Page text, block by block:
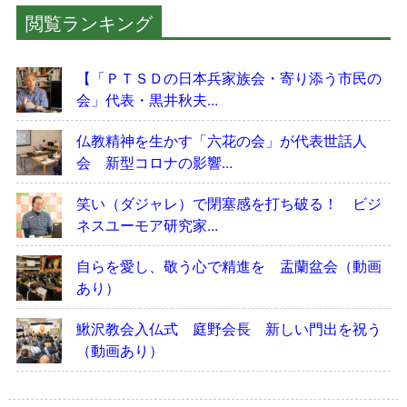
閲覧ランキング
【「ＰＴＳＤの日本兵家族会・寄り添う市民の
会」代表・黒井秋夫...
仏教精神を生かす「六花の会」が代表世話人
会 新型コロナの影響...
笑い（ダジャレ）で閉塞感を打ち破る！ ビジ
ネスユーモア研究家...
自らを愛し、敬う心で精進を 盂蘭盆会（動画
あり）
鰍沢教会入仏式 庭野会長 新しい門出を祝う
（動画あり）